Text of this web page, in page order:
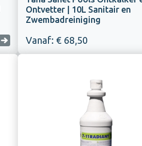
Ontvetter | 10L Sanitair en
Zwembadreiniging
Vanaf: € 68,50